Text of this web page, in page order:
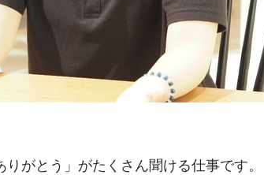
がとう」がたくさん聞ける仕事です。